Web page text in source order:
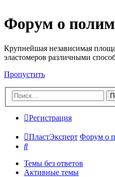
Форум о
Крупнейшая независимая
эластомеров различными
Пропустить
Регистрация
ПластЭксперт Форум о
Поиск
Темы без ответов
Активные темы